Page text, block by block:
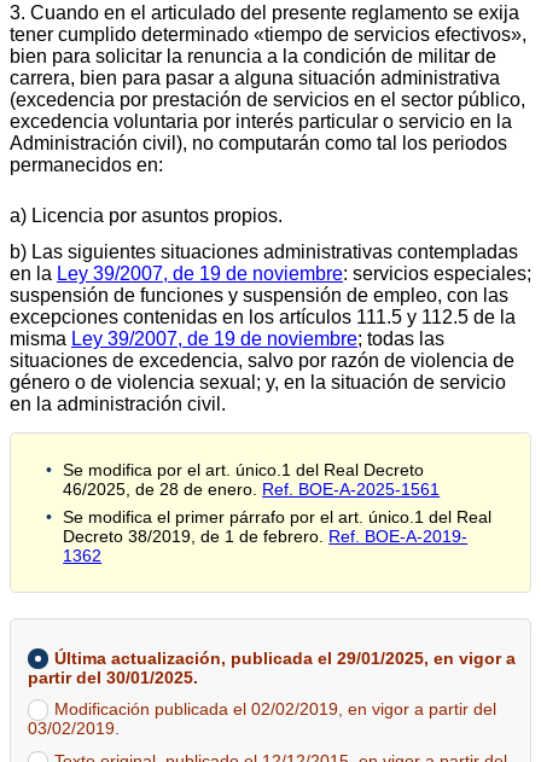
3. Cuando en el articulado del presente reglamento se exija
tener cumplido determinado «tiempo de servicios efectivos»,
bien para solicitar la renuncia a la condición de militar de
carrera, bien para pasar a alguna situación administrativa
(excedencia por prestación de servicios en el sector público,
excedencia voluntaria por interés particular o servicio en la
Administración civil), no computarán como tal los periodos
permanecidos en:
a) Licencia por asuntos propios.
b) Las siguientes situaciones administrativas contempladas
en la Ley 39/2007, de 19 de noviembre: servicios especiales;
suspensión de funciones y suspensión de empleo, con las
excepciones contenidas en los artículos 111.5 y 112.5 de la
misma Ley 39/2007, de 19 de noviembre; todas las
situaciones de excedencia, salvo por razón de violencia de
género o de violencia sexual; y, en la situación de servicio
en la administración civil.
Se modifica por el art. único.1 del Real Decreto
46/2025, de 28 de enero. Ref. BOE-A-2025-1561
Se modifica el primer párrafo por el art. único.1 del Real
Decreto 38/2019, de 1 de febrero. Ref. BOE-A-2019-
1362
Última actualización, publicada el 29/01/2025, en vigor a
partir del 30/01/2025.
Modificación publicada el 02/02/2019, en vigor a partir del
03/02/2019.